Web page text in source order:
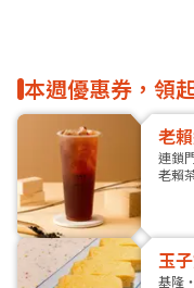
本週優惠券，領
老
連鎖
老賴
玉
基隆